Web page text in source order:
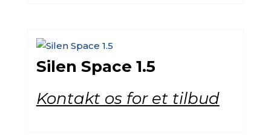
Silen Space 1.5
Kontakt os for et tilbud